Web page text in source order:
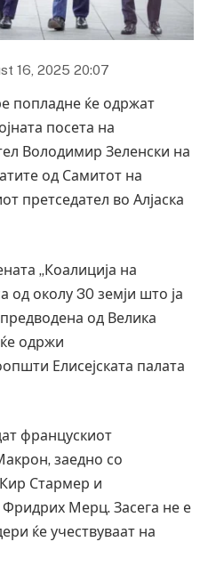
16, 2025 20:07
попладне ќе одржат
посета на
Володимир Зеленски на
од Самитот на
претседател во Алјаска
„Коалиција на
од околу 30 земји што ја
од Велика
одржи
Елисејската палата
францускиот
заедно со
Стармер и
Мерц. Засега не е
ќе учествуваат на